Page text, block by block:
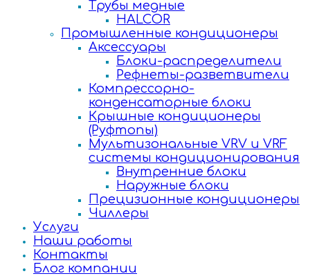
Трубы медные
HALCOR
Промышленные кондиционеры
Аксессуары
Блоки-распределители
Рефнеты-разветвители
Компрессорно-
конденсаторные блоки
Крышные кондиционеры
(Руфтопы)
Мультизональные VRV и VRF
системы кондиционирования
Внутренние блоки
Наружные блоки
Прецизионные кондиционеры
Чиллеры
Услуги
Наши работы
Контакты
Блог компании